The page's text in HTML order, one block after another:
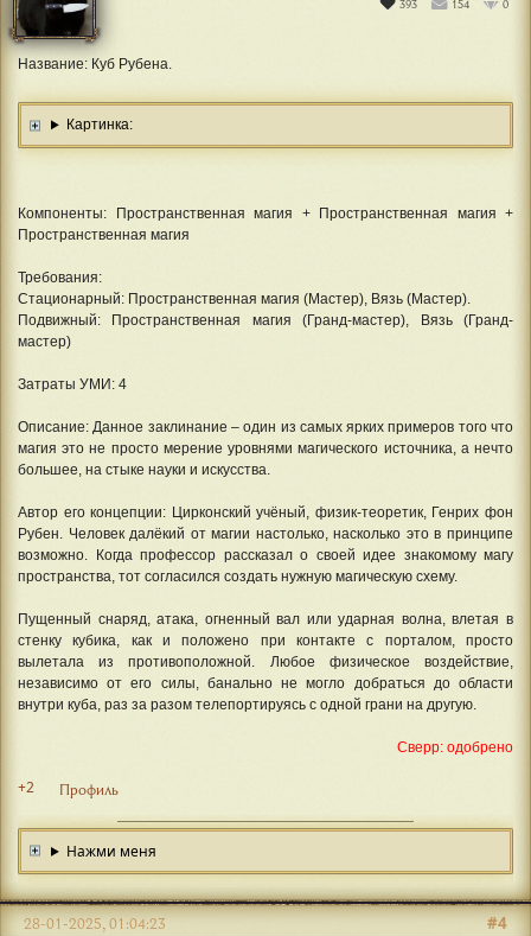
393 154 0
Название: Куб Рубена.
Картинка:
Компоненты: Пространственная магия + Пространственная магия +
Пространственная магия
Требования:
Стационарный: Пространственная магия (Мастер), Вязь (Мастер).
Подвижный: Пространственная магия (Гранд-мастер), Вязь (Гранд-
мастер)
Затраты УМИ: 4
Описание: Данное заклинание – один из самых ярких примеров того что
магия это не просто мерение уровнями магического источника, а нечто
большее, на стыке науки и искусства.
Автор его концепции: Цирконский учёный, физик-теоретик, Генрих фон
Рубен. Человек далёкий от магии настолько, насколько это в принципе
возможно. Когда профессор рассказал о своей идее знакомому магу
пространства, тот согласился создать нужную магическую схему.
Пущенный снаряд, атака, огненный вал или ударная волна, влетая в
стенку кубика, как и положено при контакте с порталом, просто
вылетала из противоположной. Любое физическое воздействие,
независимо от его силы, банально не могло добраться до области
внутри куба, раз за разом телепортируясь с одной грани на другую.
Сверр: одобрено
+2 Профиль
Нажми меня
#4
28-01-2025, 01:04:23